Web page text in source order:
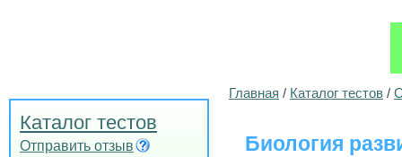
Каталог тестов
Отправить отзыв
Главная / Каталог тестов /
Биология